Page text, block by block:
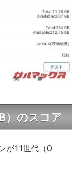
）のスコア
が11世代（O